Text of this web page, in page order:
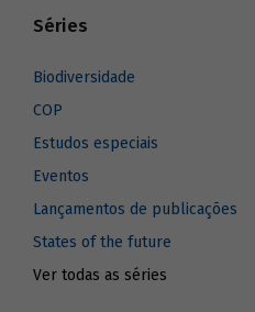
Séries
Biodiversidade
COP
Estudos especiais
Eventos
Lançamentos de publicações
States of the future
Ver todas as séries